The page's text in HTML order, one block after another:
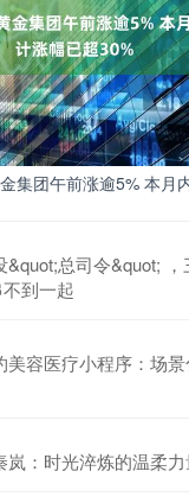
集团午前涨逾5% 本月
&quot;总司令&quot;
到一起
美容医疗小程序：场
：时光淬炼的温柔力